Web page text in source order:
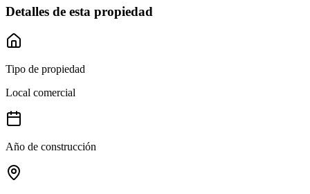
Detalles de esta propiedad
Tipo de propiedad
Local comercial
Año de construcción